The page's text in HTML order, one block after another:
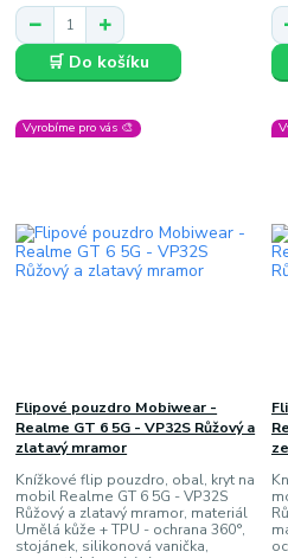
🛒 Do košíku
Vyrobíme pro vás 🎨
Flipové pouzdro Mobiwear -
Realme GT 6 5G - VP32S Růžový a
zlatavý mramor
Knížkové flip pouzdro, obal, kryt na
mobil Realme GT 6 5G - VP32S
Růžový a zlatavý mramor, materiál
Umělá kůže + TPU - ochrana 360°,
stojánek, silikonová vanička,